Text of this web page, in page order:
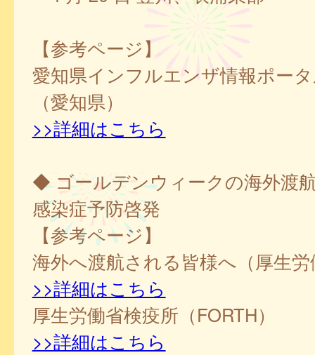
【参考ページ】
愛知県インフルエンザ情報ポー
（愛知県）
>>詳細はこちら
◆ ゴールデンウィークの海外渡
感染症予防啓発
【参考ページ】
海外へ渡航される皆様へ（厚生労
>>詳細はこちら
厚生労働省検疫所（FORTH）
>>詳細はこちら